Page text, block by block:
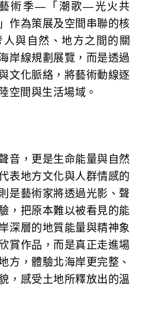
術季—「潮歌—光火共
作為策展及空間串聯的核
與自然、地方之間的關
岸線規劃展覽，而是透過
文化脈絡，將藝術動線逐
空間與生活場域。
音，更是生命能量與自然
表地方文化與人群情感的
是藝術家將透過光影、聲
，把原本難以被看見的能
深層的地質能量與精神象
賞作品，而是真正走進場
方，體驗北海岸更完整、
，感受土地所釋放出的溫